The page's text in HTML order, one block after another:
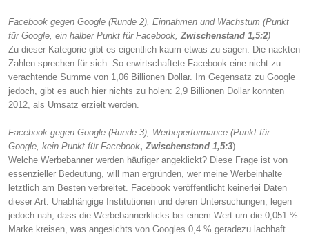
Facebook gegen Google (Runde 2), Einnahmen und Wachstum (Punkt
für Google, ein halber Punkt für Facebook, Zwischenstand 1,5:2)
Zu dieser Kategorie gibt es eigentlich kaum etwas zu sagen. Die nackten
Zahlen sprechen für sich. So erwirtschaftete Facebook eine nicht zu
verachtende Summe von 1,06 Billionen Dollar. Im Gegensatz zu Google
jedoch, gibt es auch hier nichts zu holen: 2,9 Billionen Dollar konnten
2012, als Umsatz erzielt werden.
Facebook gegen Google (Runde 3), Werbeperformance (Punkt für
Google, kein Punkt für Facebook, Zwischenstand 1,5:3)
Welche Werbebanner werden häufiger angeklickt? Diese Frage ist von
essenzieller Bedeutung, will man ergründen, wer meine Werbeinhalte
letztlich am Besten verbreitet. Facebook veröffentlicht keinerlei Daten
dieser Art. Unabhängige Institutionen und deren Untersuchungen, legen
jedoch nah, dass die Werbebannerklicks bei einem Wert um die 0,051 %
Marke kreisen, was angesichts von Googles 0,4 % geradezu lachhaft